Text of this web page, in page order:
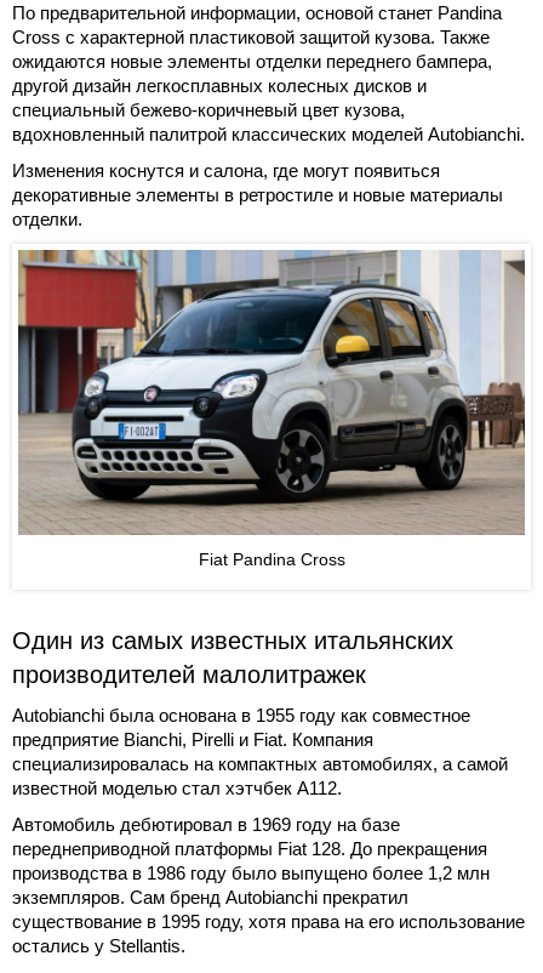
По предварительной информации, основой станет Pandina
Cross с характерной пластиковой защитой кузова. Также
ожидаются новые элементы отделки переднего бампера,
другой дизайн легкосплавных колесных дисков и
специальный бежево-коричневый цвет кузова,
вдохновленный палитрой классических моделей Autobianchi.
Изменения коснутся и салона, где могут появиться
декоративные элементы в ретростиле и новые материалы
отделки.
Fiat Pandina Cross
Один из самых известных итальянских
производителей малолитражек
Autobianchi была основана в 1955 году как совместное
предприятие Bianchi, Pirelli и Fiat. Компания
специализировалась на компактных автомобилях, а самой
известной моделью стал хэтчбек A112.
Автомобиль дебютировал в 1969 году на базе
переднеприводной платформы Fiat 128. До прекращения
производства в 1986 году было выпущено более 1,2 млн
экземпляров. Сам бренд Autobianchi прекратил
существование в 1995 году, хотя права на его использование
остались у Stellantis.